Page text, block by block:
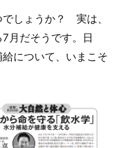
しょうか？ 実は、
月だそうです。日
について、いまこそ